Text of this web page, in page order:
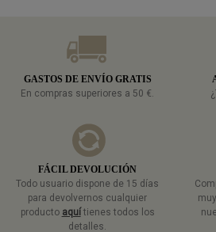
GASTOS DE ENVÍO GRATIS
En compras superiores a 50 €.
FÁCIL DEVOLUCIÓN
Todo usuario dispone de 15 días
para devolvernos cualquier
producto aquí tienes todos los
detalles.